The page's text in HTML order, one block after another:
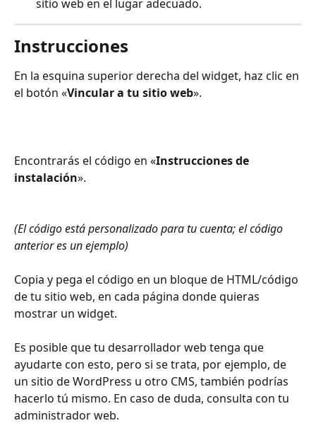
sitio web en el lugar adecuado.
Instrucciones
En la esquina superior derecha del widget, haz clic en
el botón «Vincular a tu sitio web».
Encontrarás el código en «Instrucciones de
instalación».
(El código está personalizado para tu cuenta; el código
anterior es un ejemplo)
Copia y pega el código en un bloque de HTML/código
de tu sitio web, en cada página donde quieras
mostrar un widget.
Es posible que tu desarrollador web tenga que
ayudarte con esto, pero si se trata, por ejemplo, de
un sitio de WordPress u otro CMS, también podrías
hacerlo tú mismo. En caso de duda, consulta con tu
administrador web.